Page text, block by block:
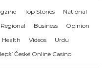
Top Stories
National
Regional Business
Opinion
Health Videos
Urdu
České Online Casino